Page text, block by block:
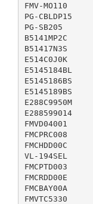
FMV-MO110
PG-CBLDP15
PG-SB205
B5141MP2C
B51417N3S
E514C0J0K
E5145184BL
E5145186BS
E5145189BS
E288C9950M
E288599014
FMVD04001
FMCPRC008
FMCHDD00C
VL-194SEL
FMCPTD003
FMCRDD00E
FMCBAY00A
FMVTC5330